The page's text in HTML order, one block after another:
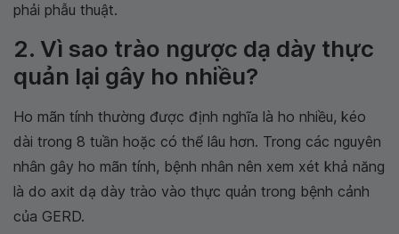
phải phẫu thuật.
2. Vì sao trào ngược dạ dày thực
quản lại gây ho nhiều?
Ho mãn tính thường được định nghĩa là ho nhiều, kéo
dài trong 8 tuần hoặc có thể lâu hơn. Trong các nguyên
nhân gây ho mãn tính, bệnh nhân nên xem xét khả năng
là do axit dạ dày trào vào thực quản trong bệnh cảnh
của GERD.